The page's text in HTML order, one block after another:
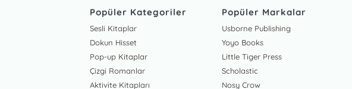
Popüler Kategoriler
Sesli Kitaplar
Dokun Hisset
Pop-up Kitaplar
Çizgi Romanlar
Aktivite Kitapları
Popüler Markalar
Usborne Publishing
Yoyo Books
Little Tiger Press
Scholastic
Nosy Crow